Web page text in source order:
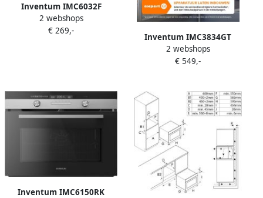
Inventum IMC6032F
Inbouw combi-oven
Hetelucht Magnetron Grill
2 webshops
€ 269,-
Inventum IMC3834GT
Inbouw combi-oven
Hetelucht Magnetron Grill
2 webshops
€ 549,-
Inventum IMC6150RK